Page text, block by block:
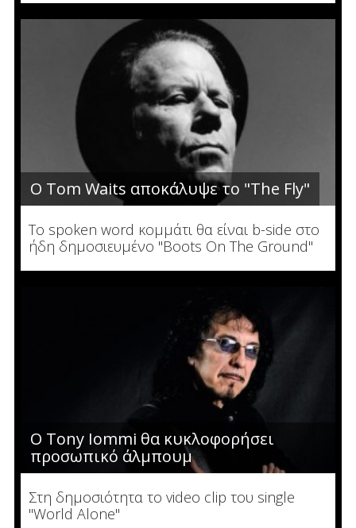
Ο Tom Waits αποκάλυψε το "The Fly"
To spoken word κομμάτι θα είναι b-side στο
ήδη δημοσιευμένο "Boots On The Ground"
Ο Tony Iommi θα κυκλοφορήσει
προσωπικό άλμπουμ
Στη δημοσιότητα το video clip του single
"World Alone"